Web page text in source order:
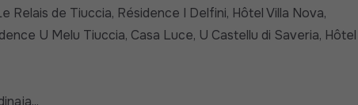
Relais de Tiuccia, Résidence I Delfini, Hôtel Villa Nova,
U Melu Tiuccia, Casa Luce, U Castellu di Saveria, Hôtel